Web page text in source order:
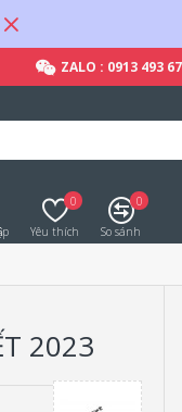
ZALO : 0913 493
Yêu thích
0
So sánh
0
2023